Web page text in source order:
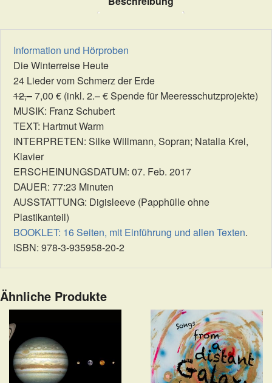
Information und Hörproben
Die Winterreise Heute
24 Lieder vom Schmerz der Erde
12,–7,00 € (inkl. 2.– € Spende für Meeresschutzprojekte)
MUSIK: Franz Schubert
TEXT: Hartmut Warm
INTERPRETEN: Silke Willmann, Sopran; Natalia Krel,
Klavier
ERSCHEINUNGSDATUM: 07. Feb. 2017
DAUER: 77:23 Minuten
AUSSTATTUNG: Digisleeve (Papphülle ohne
Plastikanteil)
BOOKLET: 16 Seiten, mit Einführung und allen Texten.
ISBN: 978-3-935958-20-2
Ähnliche Produkte